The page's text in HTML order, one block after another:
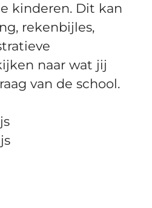
kinderen. Dit kan
rekenbijles,
naar wat jij
van de school.